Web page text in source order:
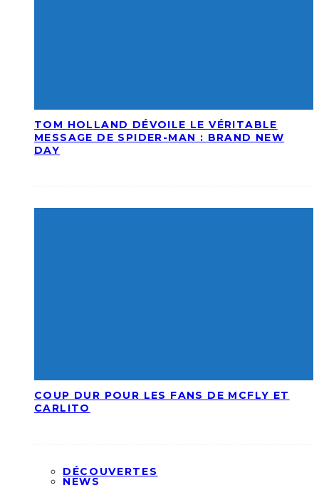
TOM HOLLAND DÉVOILE LE VÉRITABLE
MESSAGE DE SPIDER-MAN : BRAND NEW
DAY
COUP DUR POUR LES FANS DE MCFLY ET
CARLITO
DÉCOUVERTES
NEWS